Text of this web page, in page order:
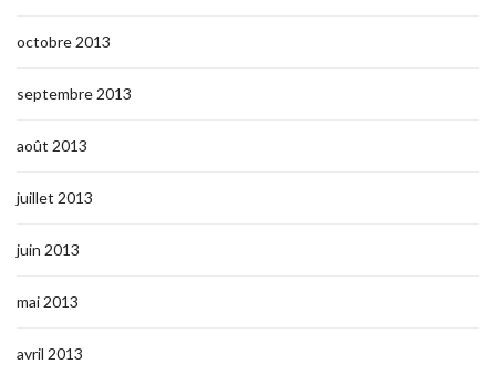
octobre 2013
septembre 2013
août 2013
juillet 2013
juin 2013
mai 2013
avril 2013